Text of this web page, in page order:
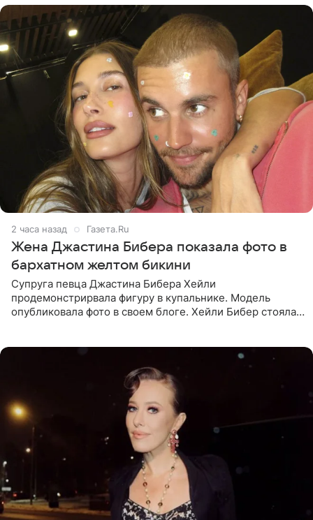
2 часа назад Газета.Ru
Жена Джастина Бибера показала фото в
бархатном желтом бикини
Супруга певца Джастина Бибера Хейли
продемонстрирвала фигуру в купальнике. Модель
опубликовала фото в своем блоге. Хейли Бибер стояла